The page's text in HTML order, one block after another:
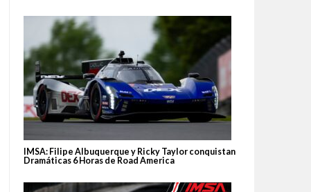
IMSA: Filipe Albuquerque y Ricky Taylor conquistan
Dramáticas 6 Horas de Road America